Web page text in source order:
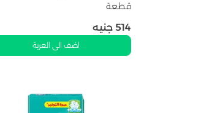
قطعة
514 جنيه
اضف الى العربة